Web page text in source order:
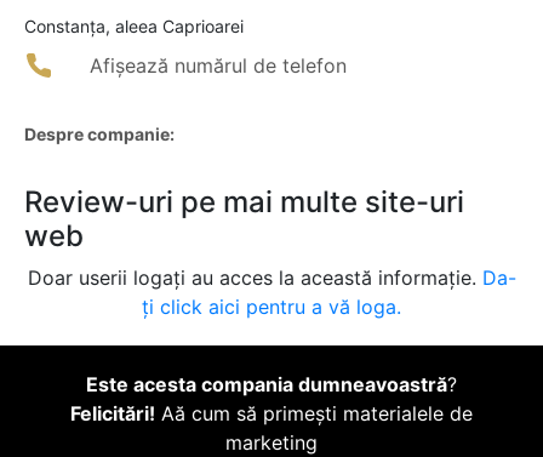
Constanţa, aleea Caprioarei
Afișează numărul de telefon
Despre companie:
Review-uri pe mai multe site-uri
web
Doar userii logați au acces la această informație. Da-
ți click aici pentru a vă loga.
Este acesta compania dumneavoastră?
Felicitări! Aă cum să primești materialele de
marketing